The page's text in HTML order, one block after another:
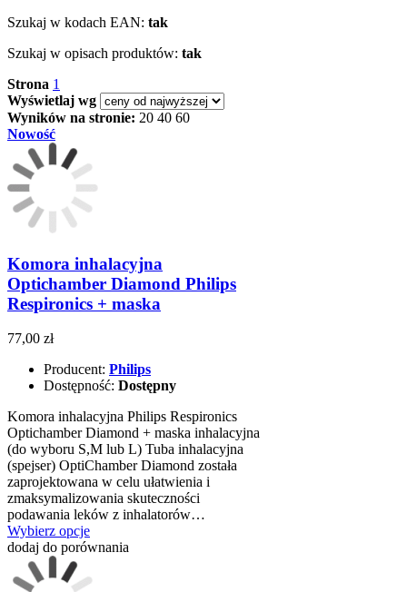
Szukaj w kodach EAN: tak
Szukaj w opisach produktów: tak
Strona 1
Wyświetlaj wg
Wyników na stronie: 20 40 60
Nowość
Komora inhalacyjna
Optichamber Diamond Philips
Respironics + maska
77,00 zł
Producent: Philips
Dostępność: Dostępny
Komora inhalacyjna Philips Respironics
Optichamber Diamond + maska inhalacyjna
(do wyboru S,M lub L) Tuba inhalacyjna
(spejser) OptiChamber Diamond została
zaprojektowana w celu ułatwienia i
zmaksymalizowania skuteczności
podawania leków z inhalatorów…
Wybierz opcje
dodaj do porównania